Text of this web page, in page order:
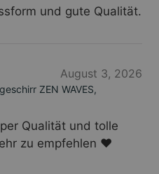
und gute Qualität.
August 3, 2026
ZEN WAVES,
Qualität und tolle
zu empfehlen ❤️